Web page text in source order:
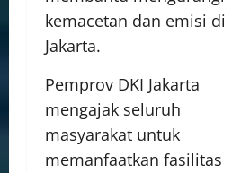
kemacetan dan emisi di
Jakarta.
Pemprov DKI Jakarta
mengajak seluruh
masyarakat untuk
memanfaatkan fasilitas